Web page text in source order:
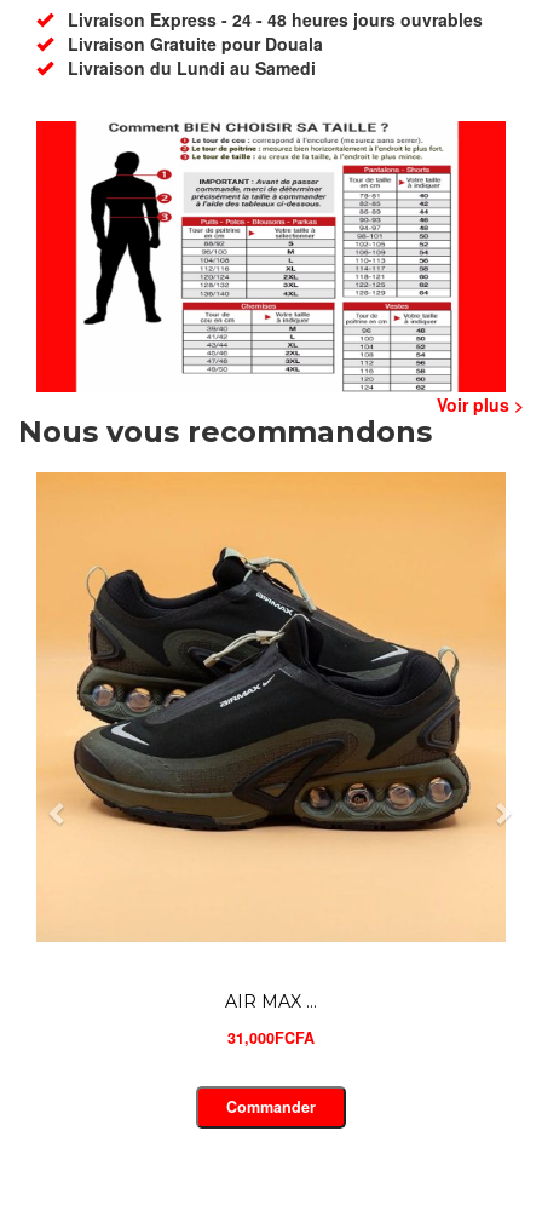
Livraison Express - 24 - 48 heures jours ouvrables
Livraison Gratuite pour Douala
Livraison du Lundi au Samedi
Voir plus >
Nous vous recommandons
UNDER AR...
28,000FCFA
Commander